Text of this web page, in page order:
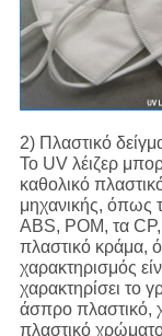
2) Πλαστικό
Το UV λέιζερ
καθολικό
μηχανικής, όπως
ABS, POM, τα
πλαστικό κράμα,
χαρακτηρισμός
χαρακτηρίσει το
άσπρο πλαστικό,
πλαστικό